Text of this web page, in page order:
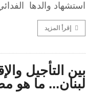
استشهاد والدها
إقرأ المزيد
بين التأجيل
لبنان... ما هو